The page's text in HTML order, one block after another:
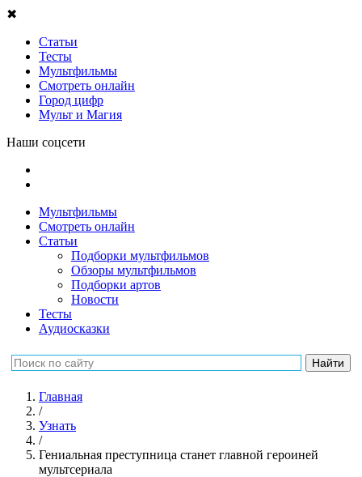
✖
Статьи
Тесты
Мультфильмы
Смотреть онлайн
Город цифр
Мульт и Магия
Наши соцсети
Мультфильмы
Смотреть онлайн
Статьи
Подборки мультфильмов
Обзоры мультфильмов
Подборки артов
Новости
Тесты
Аудиосказки
Главная
/
Узнать
/
Гениальная преступница станет главной героиней
мультсериала